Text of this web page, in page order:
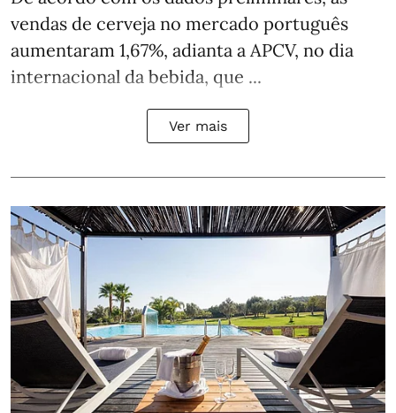
vendas de cerveja no mercado português
aumentaram 1,67%, adianta a APCV, no dia
internacional da bebida, que ...
Ver mais